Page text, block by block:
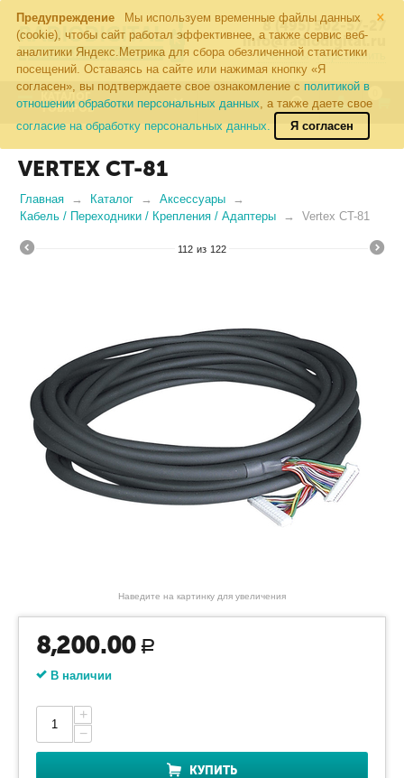
×
Предупреждение
Мы используем временные файлы данных
(cookie), чтобы сайт работал эффективнее, а также сервис веб-
аналитики Яндекс.Метрика для сбора обезличенной статистики
посещений. Оставаясь на сайте или нажимая кнопку «Я
согласен», вы подтверждаете свое ознакомление с политикой в
отношении обработки персональных данных, а также даете свое
согласие на обработку персональных данных.
Я согласен
8 (495) 502-57-27
info@radiodigital.ru
Контакты Перезвонить
КАТАЛОГ
ТОВАРОВ
VERTEX CT-81
Главная Каталог
Аксессуары
Кабель / Переходники / Крепления / Адаптеры
Vertex CT-81
112 из 122
Наведите на картинку для увеличения
8,200.00 Р
В наличии
+
−
КУПИТЬ